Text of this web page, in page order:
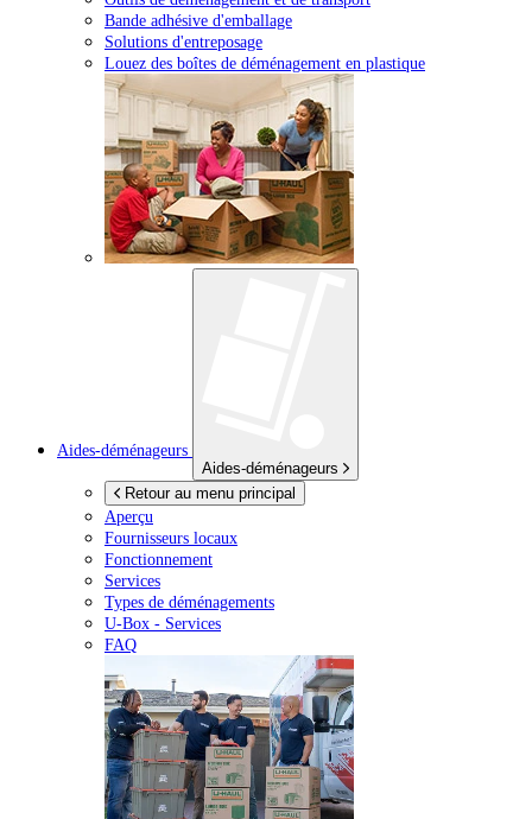
Bande adhésive d'emballage
Solutions d'entreposage
Louez des boîtes de déménagement en plastique
Aides-déménageurs
Aides-déménageurs
Retour au menu principal
Aperçu
Fournisseurs locaux
Fonctionnement
Services
Types de déménagements
U-Box - Services
FAQ